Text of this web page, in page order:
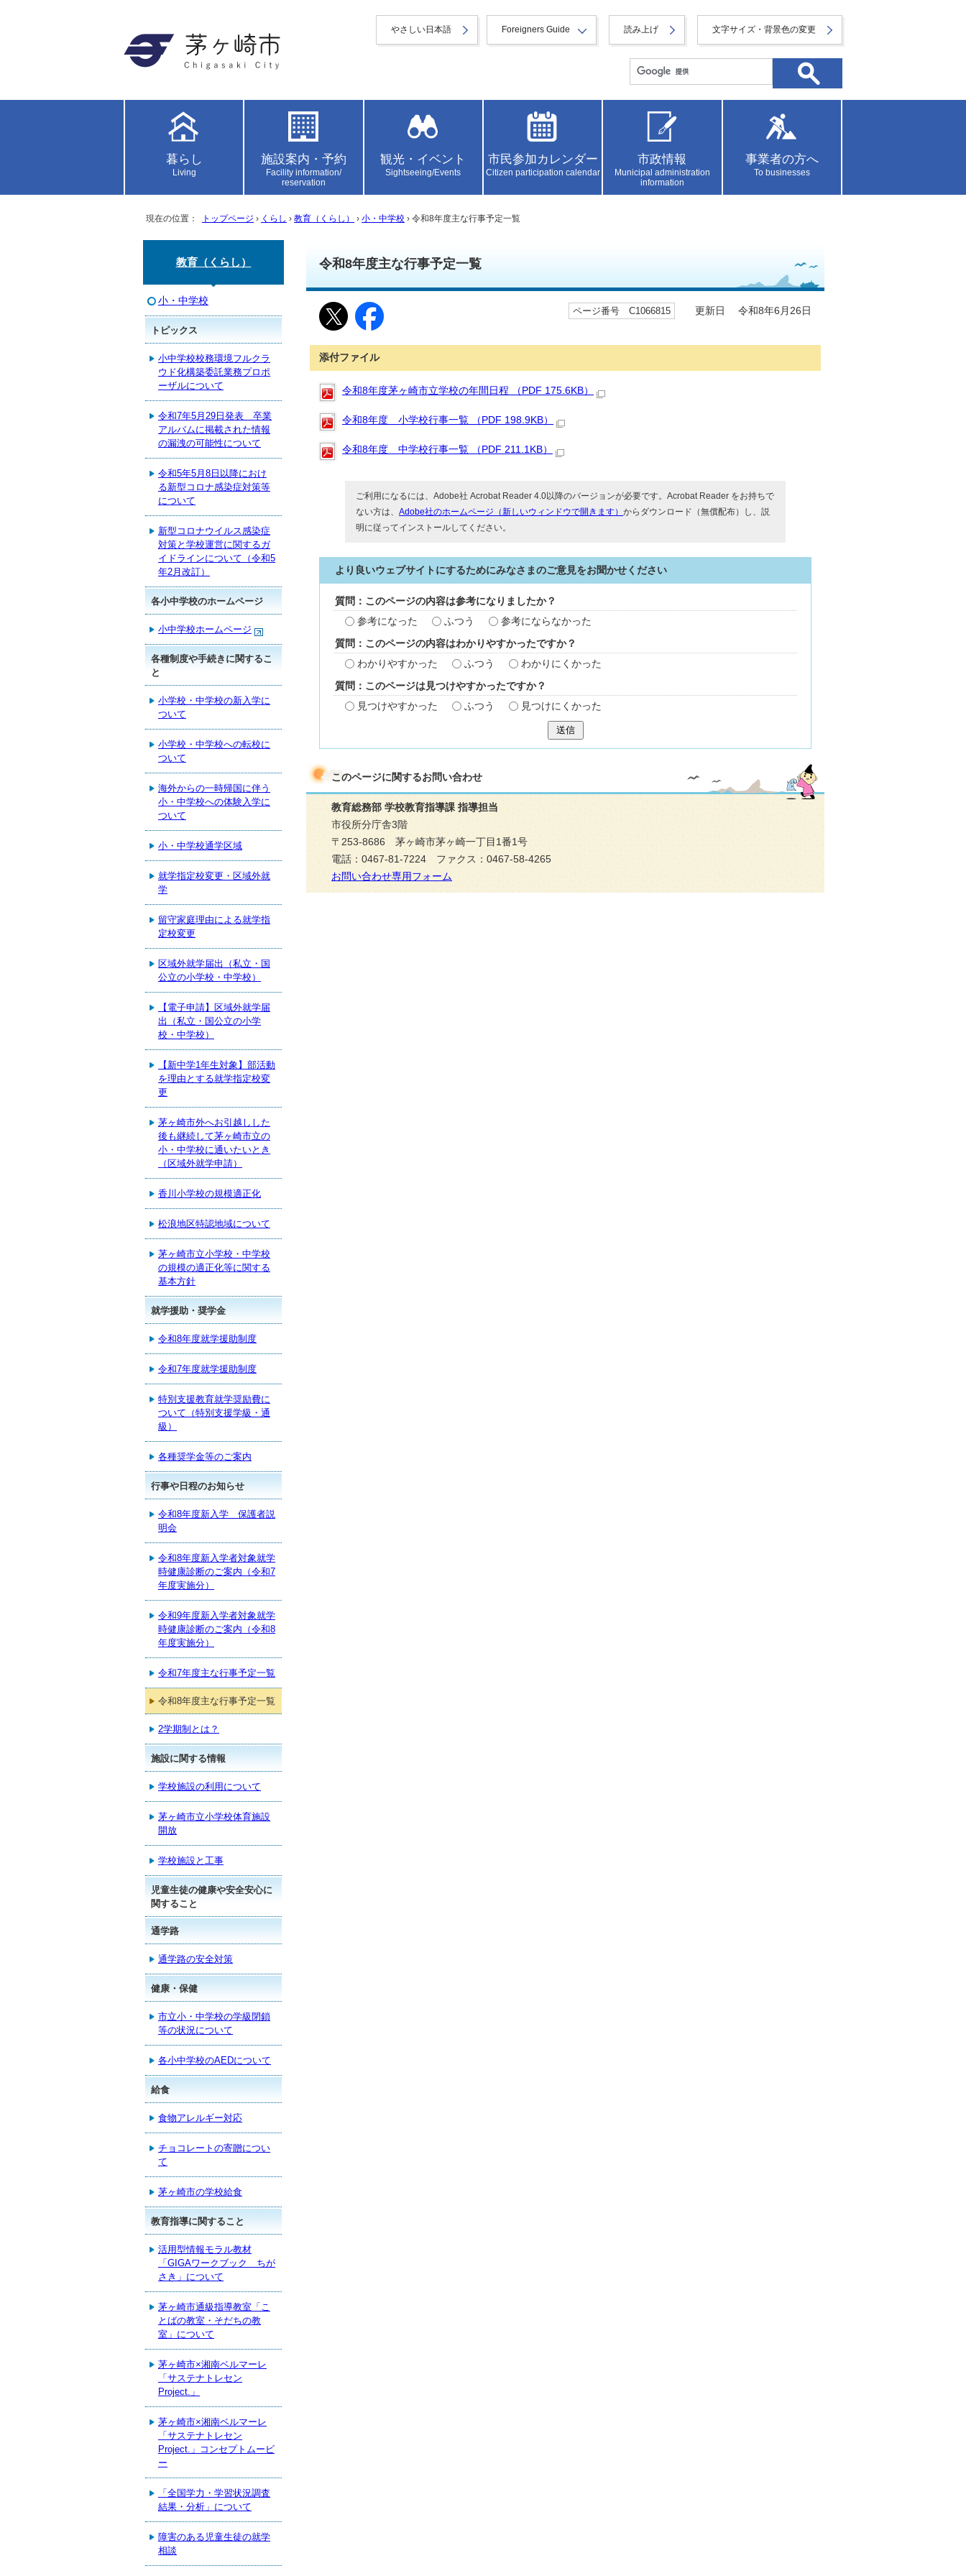
やさしい日本語 Foreigners Guide 読み上げ 文字サイズ・背景色の変更
暮らし
Living
施設案内・予約
Facility information/
reservation
観光・イベント
Sightseeing/Events
市民参加カレンダー
Citizen participation calendar
市政情報
Municipal administration
information
事業者の方へ
To businesses
現在の位置： トップページ › くらし › 教育（くらし） › 小・中学校 › 令和8年度主な行事予定一覧
令和8年度主な行事予定一覧
ページ番号 C1066815 更新日 令和8年6月26日
添付ファイル
令和8年度茅ヶ崎市立学校の年間日程 （PDF 175.6KB）
令和8年度 小学校行事一覧 （PDF 198.9KB）
令和8年度 中学校行事一覧 （PDF 211.1KB）
ご利用になるには、Adobe社 Acrobat Reader 4.0以降のバージョンが必要です。Acrobat Reader をお持ちで
ない方は、Adobe社のホームページ（新しいウィンドウで開きます）からダウンロード（無償配布）し、説
明に従ってインストールしてください。
より良いウェブサイトにするためにみなさまのご意見をお聞かせください
質問：このページの内容は参考になりましたか？
参考になった
ふつう 参考にならなかった
質問：このページの内容はわかりやすかったですか？
わかりやすかった
ふつう わかりにくかった
質問：このページは見つけやすかったですか？
見つけやすかった
ふつう 見つけにくかった
送信
このページに関するお問い合わせ
教育総務部 学校教育指導課 指導担当
市役所分庁舎3階
〒253-8686 茅ヶ崎市茅ヶ崎一丁目1番1号
電話：0467-81-7224 ファクス：0467-58-4265
お問い合わせ専用フォーム
教育（くらし）
小・中学校
トピックス
小中学校校務環境フルクラ
ウド化構築委託業務プロポ
ーザルについて
令和7年5月29日発表 卒業
アルバムに掲載された情報
の漏洩の可能性について
令和5年5月8日以降におけ
る新型コロナ感染症対策等
について
新型コロナウイルス感染症
対策と学校運営に関するガ
イドラインについて（令和5
年2月改訂）
各小中学校のホームページ
小中学校ホームページ
各種制度や手続きに関するこ
と
小学校・中学校の新入学に
ついて
小学校・中学校への転校に
ついて
海外からの一時帰国に伴う
小・中学校への体験入学に
ついて
小・中学校通学区域
就学指定校変更・区域外就
学
留守家庭理由による就学指
定校変更
区域外就学届出（私立・国
公立の小学校・中学校）
【電子申請】区域外就学届
出（私立・国公立の小学
校・中学校）
【新中学1年生対象】部活動
を理由とする就学指定校変
更
茅ヶ崎市外へお引越しした
後も継続して茅ヶ崎市立の
小・中学校に通いたいとき
（区域外就学申請）
香川小学校の規模適正化
松浪地区特認地域について
茅ヶ崎市立小学校・中学校
の規模の適正化等に関する
基本方針
就学援助・奨学金
令和8年度就学援助制度
令和7年度就学援助制度
特別支援教育就学奨励費に
ついて（特別支援学級・通
級）
各種奨学金等のご案内
行事や日程のお知らせ
令和8年度新入学 保護者説
明会
令和8年度新入学者対象就学
時健康診断のご案内（令和7
年度実施分）
令和9年度新入学者対象就学
時健康診断のご案内（令和8
年度実施分）
令和7年度主な行事予定一覧
令和8年度主な行事予定一覧
2学期制とは？
施設に関する情報
学校施設の利用について
茅ヶ崎市立小学校体育施設
開放
学校施設と工事
児童生徒の健康や安全安心に
関すること
通学路
通学路の安全対策
健康・保健
市立小・中学校の学級閉鎖
等の状況について
各小中学校のAEDについて
給食
食物アレルギー対応
チョコレートの寄贈につい
て
茅ヶ崎市の学校給食
教育指導に関すること
活用型情報モラル教材
「GIGAワークブック ちが
さき」について
茅ヶ崎市通級指導教室「こ
とばの教室・そだちの教
室」について
茅ヶ崎市×湘南ベルマーレ
「サステナトレセン
Project.」
茅ヶ崎市×湘南ベルマーレ
「サステナトレセン
Project.」コンセプトムービ
ー
「全国学力・学習状況調査
結果・分析」について
障害のある児童生徒の就学
相談